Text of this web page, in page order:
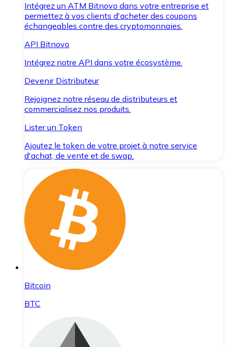
Intégrez un ATM Bitnovo dans votre entreprise et
permettez à vos clients d'acheter des coupons
échangeables contre des cryptomonnaies.
API Bitnovo
Intégrez notre API dans votre écosystème.
Devenir Distributeur
Rejoignez notre réseau de distributeurs et
commercialisez nos produits.
Lister un Token
Ajoutez le token de votre projet à notre service
d'achat, de vente et de swap.
Bitcoin
BTC